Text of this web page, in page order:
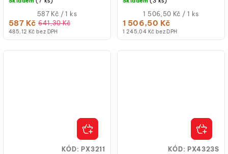
485,12 Kč bez DPH
587 Kč 641,30 Kč
Měrná
cena:
587 Kč / 1 ks
30 × 17,5 cm, silikon,
teplotní...
1 245,04 Kč bez DPH
1 506,50 Kč
Měrná
cena:
1 506,50 Kč / 1 ks
300 × 400 mm, platinový
silikon, teplotní...
KÓD: PX3211 KÓD: PX4323S